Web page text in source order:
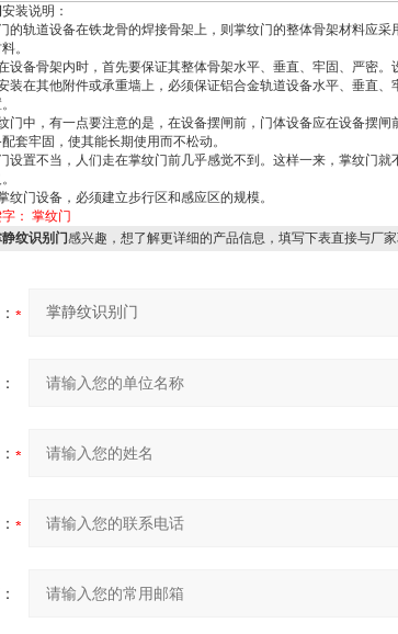
安装说明：
的轨道设备在铁龙骨的焊接骨架上，则掌纹门的整体骨架材料应采
。
设备骨架内时，首先要保证其整体骨架水平、垂直、牢固、严密。
装在其他附件或承重墙上，必须保证铝合金轨道设备水平、垂直
门中，有一点要注意的是，在设备摆闸前，门体设备应在设备摆
套牢固，使其能长期使用而不松动。
设置不当，人们走在掌纹门前几乎感觉不到。这样一来，掌纹门
纹门设备，必须建立步行区和感应区的规模。
： 掌纹门
纹识别门感兴趣，想了解更详细的产品信息，填写下表直接与厂家